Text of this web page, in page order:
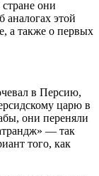
они
этой
а также о первых
в Персию,
царю в
они переняли
— так
того, как